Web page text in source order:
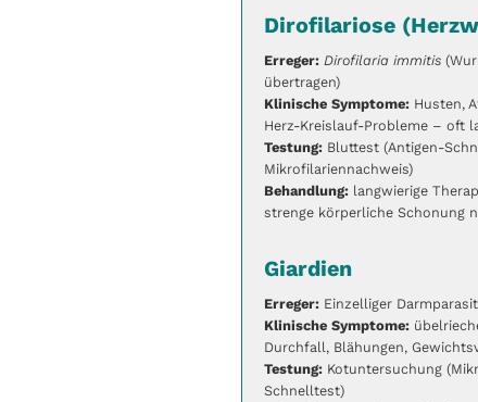
Dirofilariose
Erreger: Dirofilaria immitis
übertragen)
Klinische Symptome: Husten,
Herz-Kreislauf-Probleme – oft
Testung: Bluttest (Antigen-
Mikrofilariennachweis)
Behandlung: langwierige
strenge körperliche Schonung
Giardien
Erreger: Einzelliger Darmparasit
Klinische Symptome:
Durchfall, Blähungen,
Testung: Kotuntersuchung
Schnelltest)